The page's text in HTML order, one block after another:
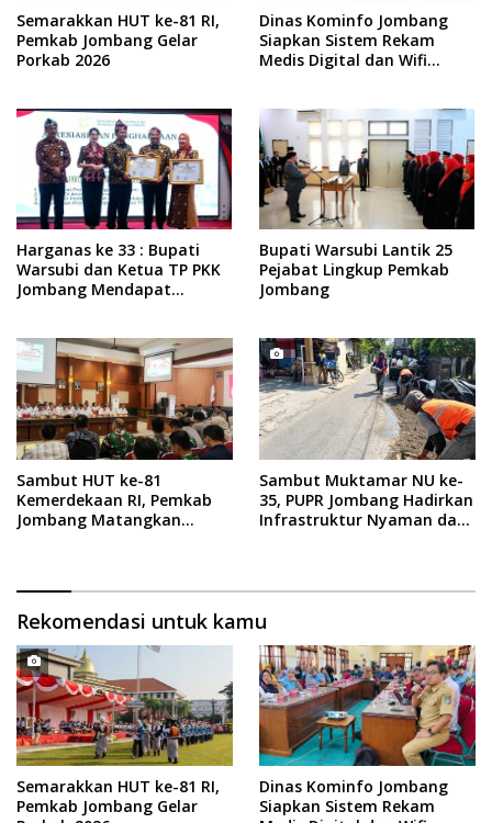
Semarakkan HUT ke-81 RI,
Pemkab Jombang Gelar
Porkab 2026
Dinas Kominfo Jombang
Siapkan Sistem Rekam
Medis Digital dan Wifi
Harganas ke 33 : Bupati
Warsubi dan Ketua TP PKK
Jombang Mendapat
Bupati Warsubi Lantik 25
Pejabat Lingkup Pemkab
Jombang
Sambut HUT ke-81
Kemerdekaan RI, Pemkab
Jombang Matangkan
Sambut Muktamar NU ke-
35, PUPR Jombang Hadirkan
Infrastruktur Nyaman dan
Rekomendasi untuk kamu
Semarakkan HUT ke-81 RI,
Pemkab Jombang Gelar
Dinas Kominfo Jombang
Siapkan Sistem Rekam